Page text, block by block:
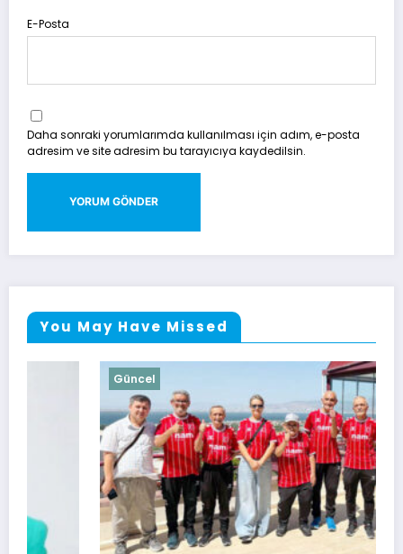
E-Posta
Daha sonraki yorumlarımda kullanılması için adım, e-posta
adresim ve site adresim bu tarayıcıya kaydedilsin.
You May Have Missed